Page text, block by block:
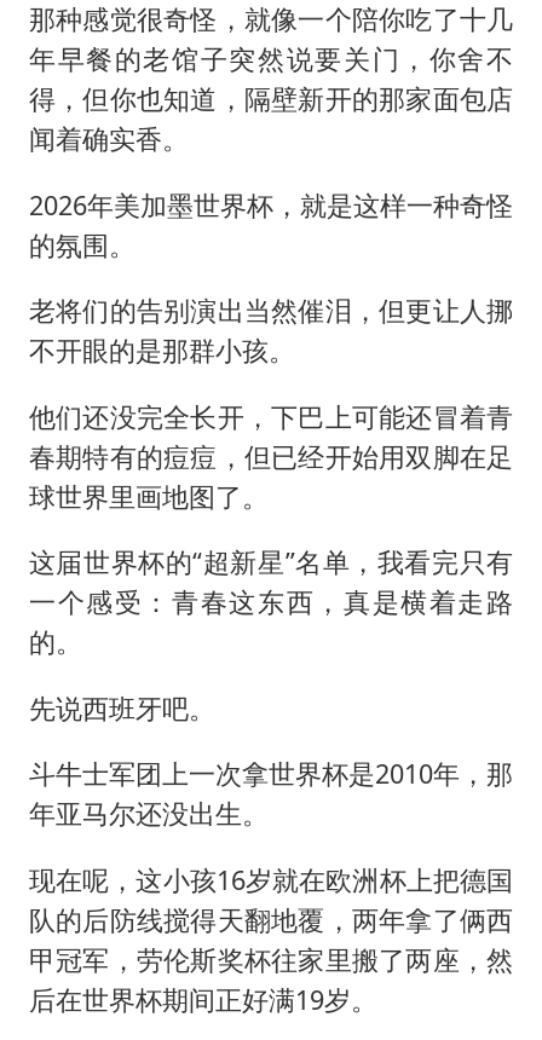
那种感觉很奇怪，就像一个陪你吃了十几
年早餐的老馆子突然说要关门，你舍不
得，但你也知道，隔壁新开的那家面包店
闻着确实香。
2026年美加墨世界杯，就是这样一种奇怪
的氛围。
老将们的告别演出当然催泪，但更让人挪
不开眼的是那群小孩。
他们还没完全长开，下巴上可能还冒着青
春期特有的痘痘，但已经开始用双脚在足
球世界里画地图了。
这届世界杯的“超新星”名单，我看完只有
一个感受：青春这东西，真是横着走路
的。
先说西班牙吧。
斗牛士军团上一次拿世界杯是2010年，那
年亚马尔还没出生。
现在呢，这小孩16岁就在欧洲杯上把德国
队的后防线搅得天翻地覆，两年拿了俩西
甲冠军，劳伦斯奖杯往家里搬了两座，然
后在世界杯期间正好满19岁。